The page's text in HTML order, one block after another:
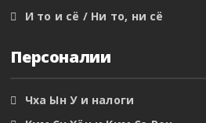
И то и сё / Ни то, ни сё
Персоналии
Чха Ын У и налоги